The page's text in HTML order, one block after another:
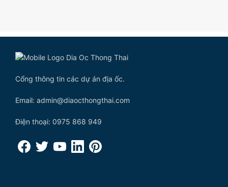
Cổng thông tin các dự án địa ốc.
Email: admin@diaocthongthai.com
Điện thoại: 0975 868 949